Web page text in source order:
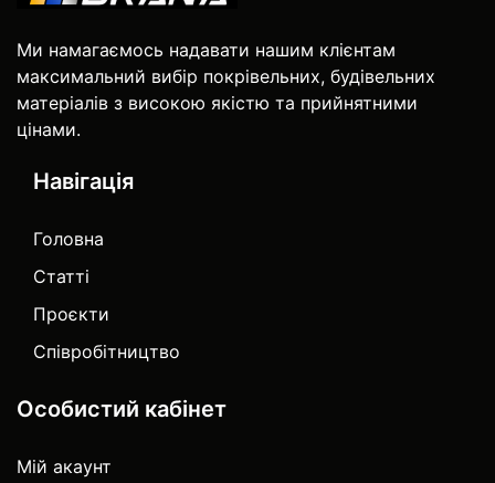
Ми намагаємось надавати нашим клієнтам
максимальний вибір покрівельних, будівельних
матеріалів з високою якістю та прийнятними
цінами.
Навігація
Головна
Статті
Проєкти
Співробітництво
Особистий кабінет
Мій акаунт